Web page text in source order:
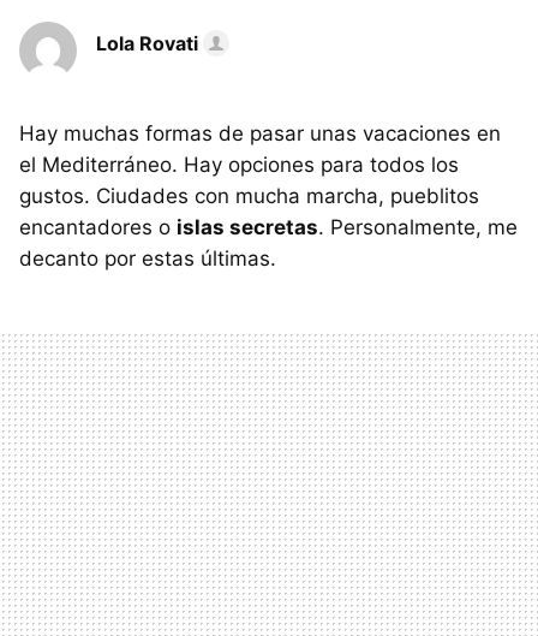
Lola Rovati
Hay muchas formas de pasar unas vacaciones en
el Mediterráneo. Hay opciones para todos los
gustos. Ciudades con mucha marcha, pueblitos
encantadores o islas secretas. Personalmente, me
decanto por estas últimas.